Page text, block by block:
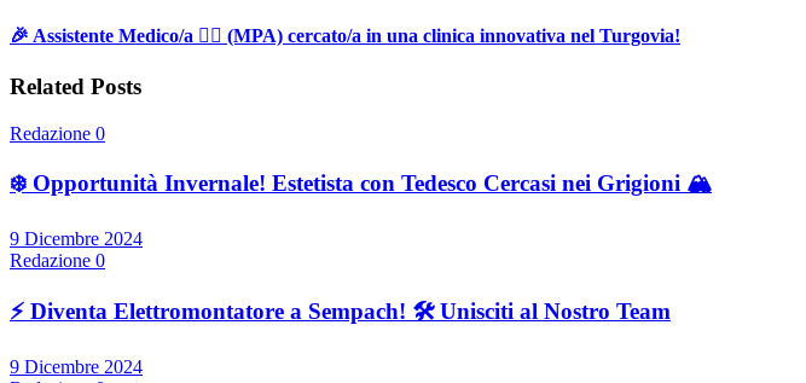
🎉 Assistente Medico/a 👩‍⚕️ (MPA) cercato/a in una clinica innovativa nel Turgovia!
Related Posts
Redazione 0
❄️ Opportunità Invernale! Estetista con Tedesco Cercasi nei Grigioni 🏔️
9 Dicembre 2024
Redazione 0
⚡ Diventa Elettromontatore a Sempach! 🛠️ Unisciti al Nostro Team
9 Dicembre 2024